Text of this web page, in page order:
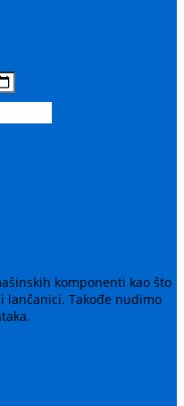
komponenti kao što
lančanici. Takođe nudimo